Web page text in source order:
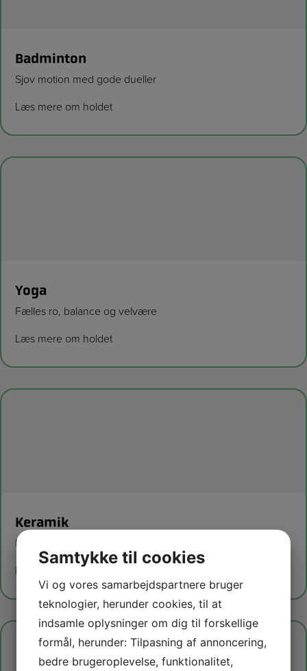
Badminton
Sjov motion med gode dueller
Læs mere om holdet
Yoga
Fælles ro, balance og velvære
Læs mere om holdet
Keramik
Kreativ hygge i godt selskab
Læs mere om holdet
Samtykke til cookies
Vi og vores samarbejdspartnere bruger
teknologier, herunder cookies, til at
indsamle oplysninger om dig til forskellige
formål, herunder: Tilpasning af annoncering,
bedre brugeroplevelse, funktionalitet,